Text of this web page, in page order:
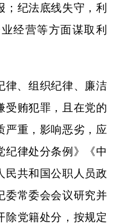
海南 重庆
黑龙江
عربى
本語 한국어
；纪法底线失守，利
经营等方面谋取利
、组织纪律、廉洁
受贿犯罪，且在党的
严重，影响恶劣，应
律处分条例》《中
民共和国公职人员政
委常委会会议研究并
党籍处分，按规定